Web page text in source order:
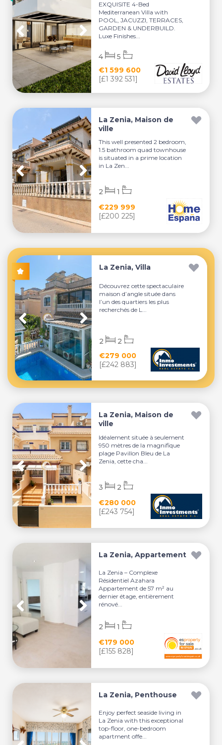
EXQUISITE 4-Bed
Mediterranean Villa with
POOL, JACUZZI, TERRACES,
GARDEN & UNDERBUILD.
Luxe Finishes...
€1 599 600
[£1 392 531]
4 5
La Zenia, Maison de
ville
This well presented 2 bedroom,
1.5 bathroom quad townhouse
is situated in a prime location
in La Zen...
€229 999
[£200 225]
2 1
La Zenia, Villa
Découvrez cette spectaculaire
maison d’angle située dans
l’un des quartiers les plus
recherchés de L...
€279 000
[£242 883]
2 2
La Zenia, Maison de
ville
Idéalement située à seulement
950 mètres de la magnifique
plage Pavillon Bleu de La
Zenia, cette cha...
€280 000
[£243 754]
3 2
La Zenia, Appartement
La Zenia – Complexe
Résidentiel Azahara
Appartement de 57 m² au
dernier étage, entièrement
rénové...
€179 000
[£155 828]
2 1
La Zenia, Penthouse
Enjoy perfect seaside living in
La Zenia with this exceptional
top-floor, one-bedroom
apartment offe...